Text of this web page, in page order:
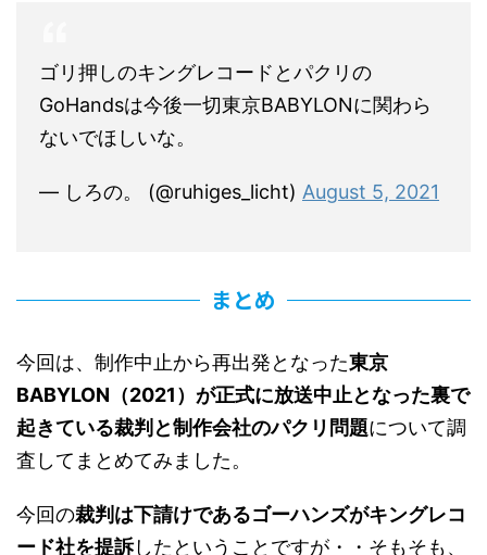
ゴリ押しのキングレコードとパクリの
GoHandsは今後一切東京BABYLONに関わら
ないでほしいな。
— しろの。 (@ruhiges_licht) August 5, 2021
まとめ
今回は、制作中止から再出発となった東京
BABYLON（2021）が正式に放送中止となった裏で
起きている裁判と制作会社のパクリ問題について調
査してまとめてみました。
今回の裁判は下請けであるゴーハンズがキングレコ
ード社を提訴したということですが・・そもそも、